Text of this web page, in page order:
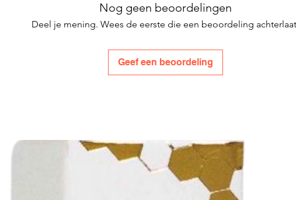
Nog geen beoordelingen
Deel je mening. Wees de eerste die een beoordeling
Geef een beoordeling